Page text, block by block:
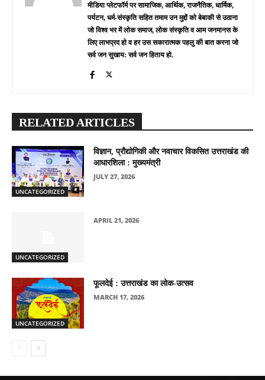
मीडिया प्लेटफॉर्म पर सामाजिक, आर्थिक, राजनैतिक, धार्मिक,
पर्यटन, धर्म-संस्कृति सहित तमाम उन मुद्दों को बेबाकी से उठाना
जो विश्व भर में लोक समाज, लोक संस्कृति व आम जनमानस के
लिए लाभप्रद हो व हर उस सकारात्मक पहलु की बात करना जो
सर्व जन सुखाय: सर्व जन हिताय हो.
RELATED ARTICLES
UNCATEGORIZED
विज्ञान, प्रौद्योगिकी और नवाचार विकसित उत्तराखंड की
आधारशिला : मुख्यमंत्री
JULY 27, 2026
UNCATEGORIZED
APRIL 21, 2026
UNCATEGORIZED
फूलदेई : उत्तराखंड का लोक-उत्सव
MARCH 17, 2026